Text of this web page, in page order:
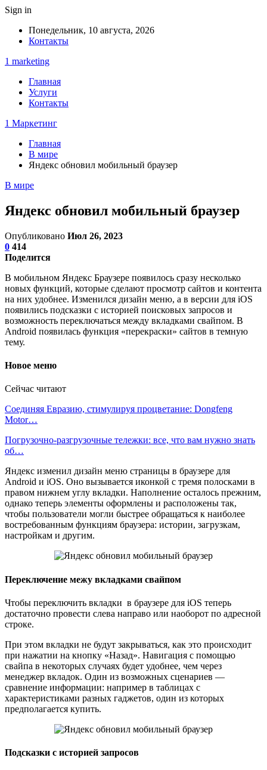
Sign in
Понедельник, 10 августа, 2026
Контакты
1 marketing
Главная
Услуги
Контакты
1 Маркетинг
Главная
В мире
Яндекс обновил мобильный браузер
В мире
Яндекс обновил мобильный браузер
Опубликовано Июл 26, 2023
0 414
Поделится
В мобильном Яндекс Браузере появилось сразу несколько
новых функций, которые сделают просмотр сайтов и контента
на них удобнее. Изменился дизайн меню, а в версии для iOS
появились подсказки с историей поисковых запросов и
возможность переключаться между вкладками свайпом. В
Android появилась функция «перекраски» сайтов в темную
тему.
Новое меню
Сейчас читают
Соединяя Евразию, стимулируя процветание: Dongfeng
Motor…
Погрузочно-разгрузочные тележки: все, что вам нужно знать
об…
Яндекс изменил дизайн меню страницы в браузере для
Android и iOS. Оно вызывается иконкой с тремя полосками в
правом нижнем углу вкладки. Наполнение осталось прежним,
однако теперь элементы оформлены и расположены так,
чтобы пользователи могли быстрее обращаться к наиболее
востребованным функциям браузера: истории, загрузкам,
настройкам и другим.
Переключение межу вкладками свайпом
Чтобы переключить вкладки в браузере для iOS теперь
достаточно провести слева направо или наоборот по адресной
строке.
При этом вкладки не будут закрываться, как это происходит
при нажатии на кнопку «Назад». Навигация с помощью
свайпа в некоторых случаях будет удобнее, чем через
менеджер вкладок. Один из возможных сценариев —
сравнение информации: например в таблицах с
характеристиками разных гаджетов, один из которых
предполагается купить.
Подсказки с историей запросов